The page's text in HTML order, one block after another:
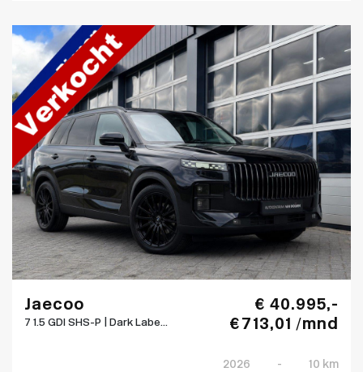
Jaecoo
7 1.5 GDI SHS-P | Dark Labe...
€ 40.995,-
€ 713,01 /mnd
2026 - 10 km